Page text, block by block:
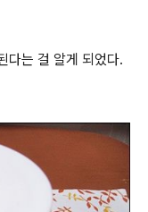
다는 걸 알게 되었다.